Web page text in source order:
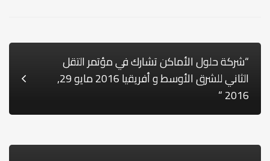
“شركة حلول الأماكن تشارك في مؤتمر التقل
الثاني للشرق الأوسط و أفريقيا 2016 مايو 29,
2016 “